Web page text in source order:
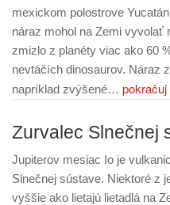
mexickom polostrove
náraz mohol na Zemi vyvolať
zmizlo z planéty viac ako 60
nevtáčích dinosaurov. Náraz
napríklad zvýšené… pokračuj
Zurvalec Slnečnej
Jupiterov mesiac Io je
Slnečnej sústave. Niektoré z
vyššie ako lietajú lietadlá na